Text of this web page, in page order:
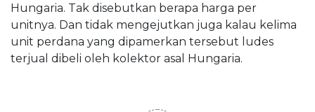
Hungaria. Tak disebutkan berapa harga per
unitnya. Dan tidak mengejutkan juga kalau kelima
unit perdana yang dipamerkan tersebut ludes
terjual dibeli oleh kolektor asal Hungaria.